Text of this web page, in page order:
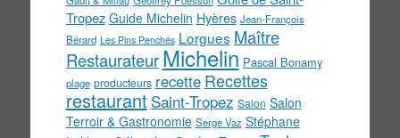
Tropez Guide Michelin Hyères Jean-François
Bérard Les Pins Penchés Lorgues Maître
Restaurateur Michelin Pascal Bonamy
plage producteurs recette Recettes
restaurant Saint-Tropez Salon Salon
Terroir & Gastronomie Serge Vaz Stéphane